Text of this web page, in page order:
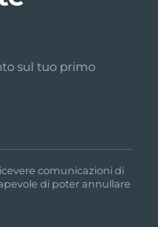
sul tuo primo
comunicazioni di
di poter annullare